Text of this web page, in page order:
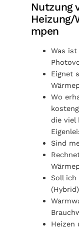
Nutzung
Heizung/
mpen
Was
Eignet
Wo
die viel
Sind
Soll ich